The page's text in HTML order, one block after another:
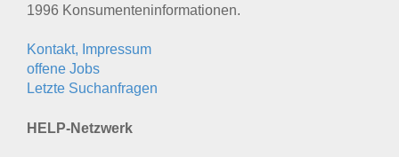
1996 Konsumenten­informationen.
Kontakt, Impressum
offene Jobs
Letzte Suchanfragen
HELP-Netzwerk